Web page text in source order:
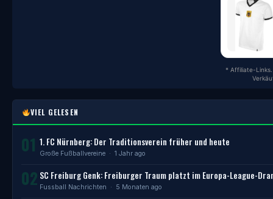
* Affiliate-
VIEL GELESEN
01 1. FC Nürnberg: Der Traditionsverein früher und heute
Große Fußballvereine · 1 Jahr ago
02 SC Freiburg Genk: Freiburger Traum platzt im Europa-League-
Fussball Nachrichten · 5 Monaten ago